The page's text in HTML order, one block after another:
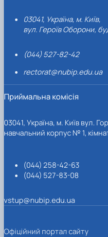
03041, Україна, м. Київ,
вул. Героїв Оборони,
(044) 527-82-42
rectorat@nubip.edu.ua
Приймальна комісія
03041, Україна, м. Київ вул.
навчальний корпус № 1,
(044) 258-42-63
(044) 527-83-08
vstup@nubip.edu.ua
Офіційний портал сайту